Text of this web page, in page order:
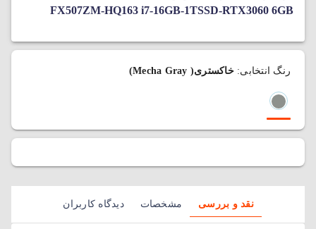
FX507ZM-HQ163 i7-16GB-1TSSD-RTX3060 6GB
رنگ انتخابی:خاکستری( Mecha Gray)
نقد و بررسی مشخصات دیدگاه کاربران